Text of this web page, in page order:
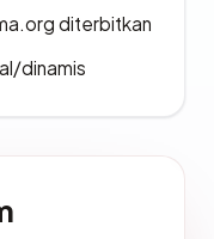
diterbitkan
dinamis